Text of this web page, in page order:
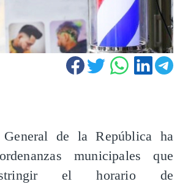
de la República ha
municipales que
el horario de